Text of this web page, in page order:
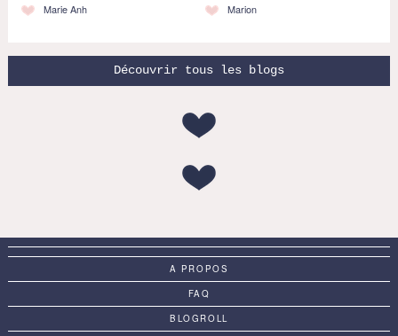
Marie Anh
Marion
Découvrir tous les blogs
A PROPOS
FAQ
BLOGROLL